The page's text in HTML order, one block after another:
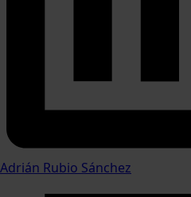
Adrián Rubio Sánchez